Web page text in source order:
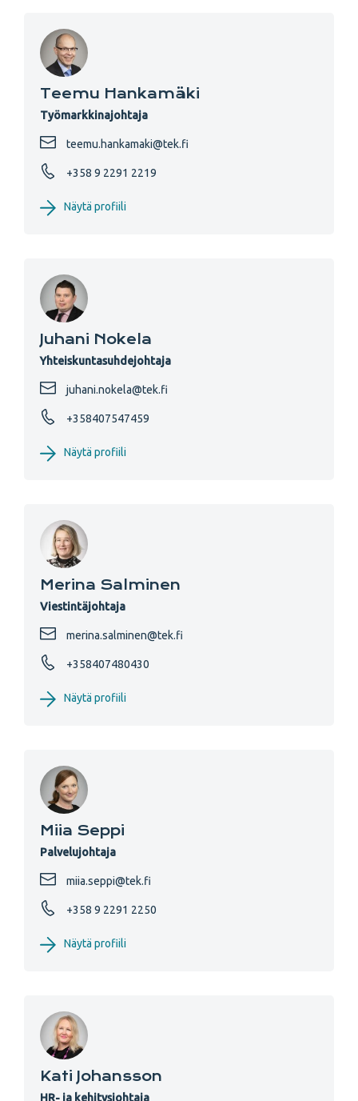
Teemu Hankamäki
Työmarkkinajohtaja
teemu.hankamaki@tek.fi
+358 9 2291 2219
Näytä profiili
Juhani Nokela
Yhteiskuntasuhdejohtaja
juhani.nokela@tek.fi
+358407547459
Näytä profiili
Merina Salminen
Viestintäjohtaja
merina.salminen@tek.fi
+358407480430
Näytä profiili
Miia Seppi
Palvelujohtaja
miia.seppi@tek.fi
+358 9 2291 2250
Näytä profiili
Kati Johansson
HR- ja kehitysjohtaja